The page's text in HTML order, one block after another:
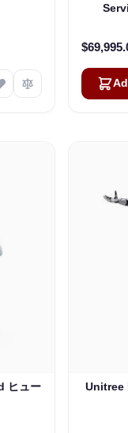
ヒュー
Unitree